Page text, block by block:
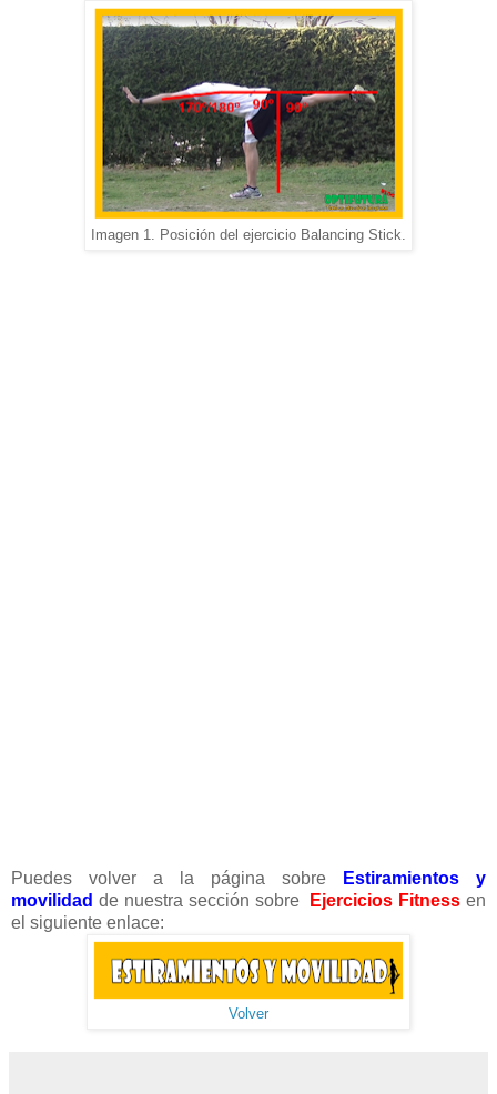
Imagen 1. Posición del ejercicio Balancing Stick.
Puedes volver a la página sobre
Estiramientos y
movilidad de nuestra sección sobre Ejercicios Fitness en
el siguiente enlace:
Volver